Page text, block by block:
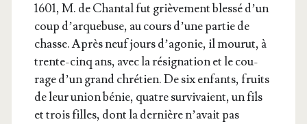
1601, M. de Chan­tal fut griè­ve­ment bles­sé d’un
coup d’ar­que­buse, au cours d’une par­tie de
chasse. Après neuf jours d’a­go­nie, il mou­rut, à
trente-cinq ans, avec la rési­gna­tion et le cou­
rage d’un grand chré­tien. De six enfants, fruits
de leur union bénie, quatre sur­vi­vaient, un fils
et trois filles, dont la der­nière n’a­vait pas